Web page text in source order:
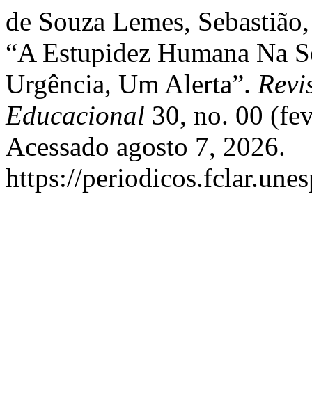
de Souza Lemes,
“A Estupidez Humana Na
Urgência, Um Alerta”.
Educacional 30, no. 00
Acessado agosto 7, 2026.
https://